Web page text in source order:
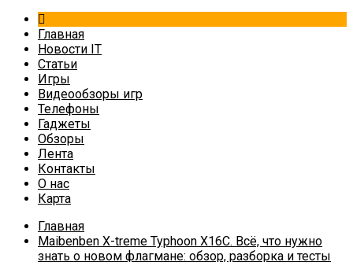
Главная
Новости IT
Статьи
Игры
Видеообзоры игр
Телефоны
Гаджеты
Обзоры
Лента
Контакты
О нас
Карта
Главная
Maibenben X-treme Typhoon X16C. Всё, что нужно
знать о новом флагмане: обзор, разборка и тесты